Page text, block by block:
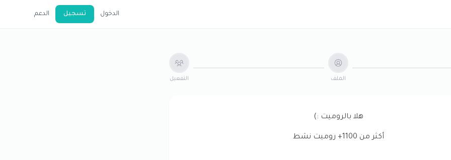
الدخول تسجيل الدعم
الملف التفعيل
هلا بالروميت :)
أكثر من 1100+ روميت نشط